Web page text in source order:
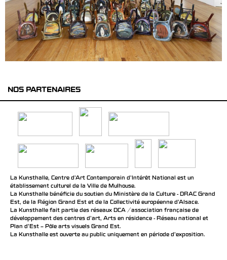
NOS PARTENAIRES
La Kunsthalle, Centre d’Art Contemporain d’Intérêt National est un
établissement culturel de la Ville de Mulhouse.
La Kunsthalle bénéficie du soutien du Ministère de la Culture - DRAC Grand
Est, de la Région Grand Est et de la Collectivité européenne d’Alsace.
La Kunsthalle fait partie des réseaux DCA / association française de
développement des centres d'art, Arts en résidence - Réseau national et
Plan d’Est – Pôle arts visuels Grand Est.
La Kunsthalle est ouverte au public uniquement en période d'exposition.